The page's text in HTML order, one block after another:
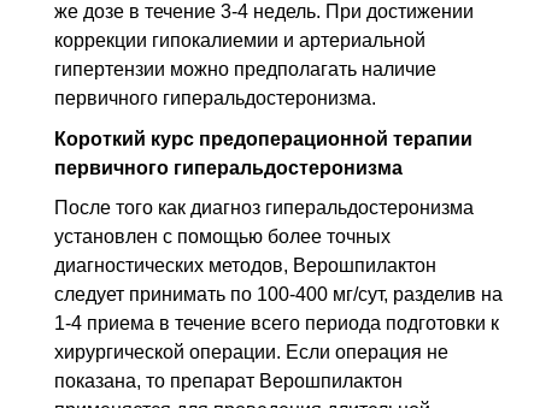
же дозе в течение 3-4 недель. При достижении
коррекции гипокалиемии и артериальной
гипертензии можно предполагать наличие
первичного гиперальдостеронизма.
Короткий курс предоперационной терапии
первичного гиперальдостеронизма
После того как диагноз гиперальдостеронизма
установлен с помощью более точных
диагностических методов, Верошпилактон
следует принимать по 100-400 мг/сут, разделив на
1-4 приема в течение всего периода подготовки к
хирургической операции. Если операция не
показана, то препарат Верошпилактон